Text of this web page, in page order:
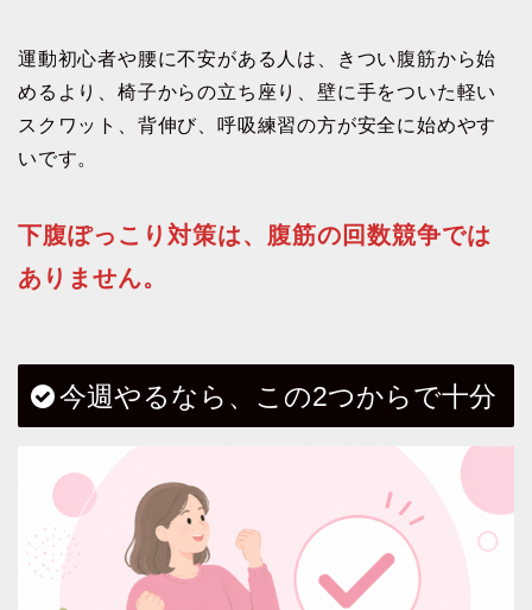
運動初心者や腰に不安がある人は、きつい腹筋から始
めるより、椅子からの立ち座り、壁に手をついた軽い
スクワット、背伸び、呼吸練習の方が安全に始めやす
いです。
下腹ぽっこり対策は、腹筋の回数競争では
ありません。
今週やるなら、この2つからで十分